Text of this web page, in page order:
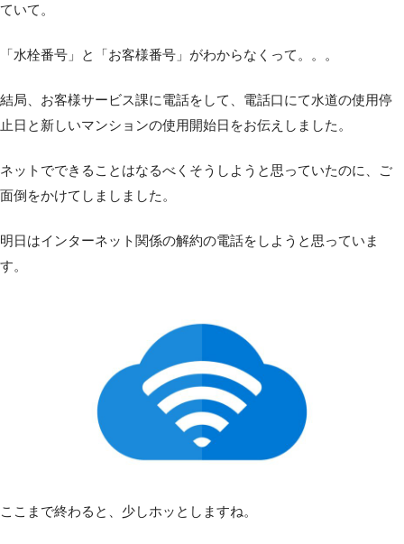
ていて。
「水栓番号」と「お客様番号」がわからなくって。。。
結局、お客様サービス課に電話をして、電話口にて水道の使用停
止日と新しいマンションの使用開始日をお伝えしました。
ネットでできることはなるべくそうしようと思っていたのに、ご
面倒をかけてしましました。
明日はインターネット関係の解約の電話をしようと思っていま
す。
ここまで終わると、少しホッとしますね。